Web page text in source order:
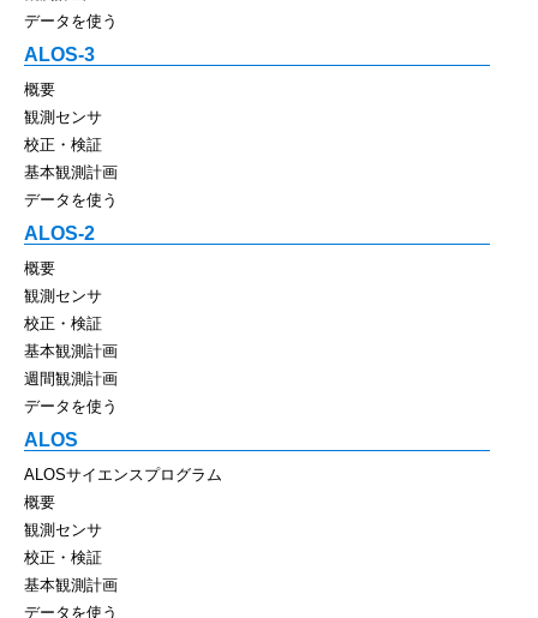
データを使う
ALOS-3
概要
観測センサ
校正・検証
基本観測計画
データを使う
ALOS-2
概要
観測センサ
校正・検証
基本観測計画
週間観測計画
データを使う
ALOS
ALOSサイエンスプログラム
概要
観測センサ
校正・検証
基本観測計画
データを使う